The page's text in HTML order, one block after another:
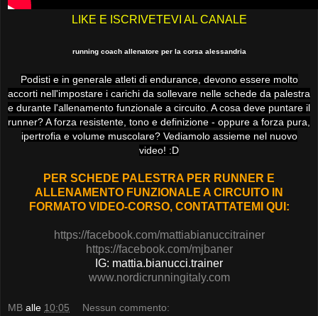
LIKE E ISCRIVETEVI AL CANALE
running coach allenatore per la corsa alessandria
Podisti e in generale atleti di endurance, devono essere molto
accorti nell'impostare i carichi da sollevare nelle schede da palestra
e durante l'allenamento funzionale a circuito. A cosa deve puntare il
runner? A forza resistente, tono e definizione - oppure a forza pura,
ipertrofia e volume muscolare? Vediamolo assieme nel nuovo
video! :D
PER SCHEDE PALESTRA PER RUNNER E
ALLENAMENTO FUNZIONALE A CIRCUITO IN
FORMATO VIDEO-CORSO, CONTATTATEMI QUI:
https://facebook.com/mattiabianuccitrainer
https://facebook.com/mjbaner
IG: mattia.bianucci.trainer
www.nordicrunningitaly.com
MB alle 10:05 Nessun commento: